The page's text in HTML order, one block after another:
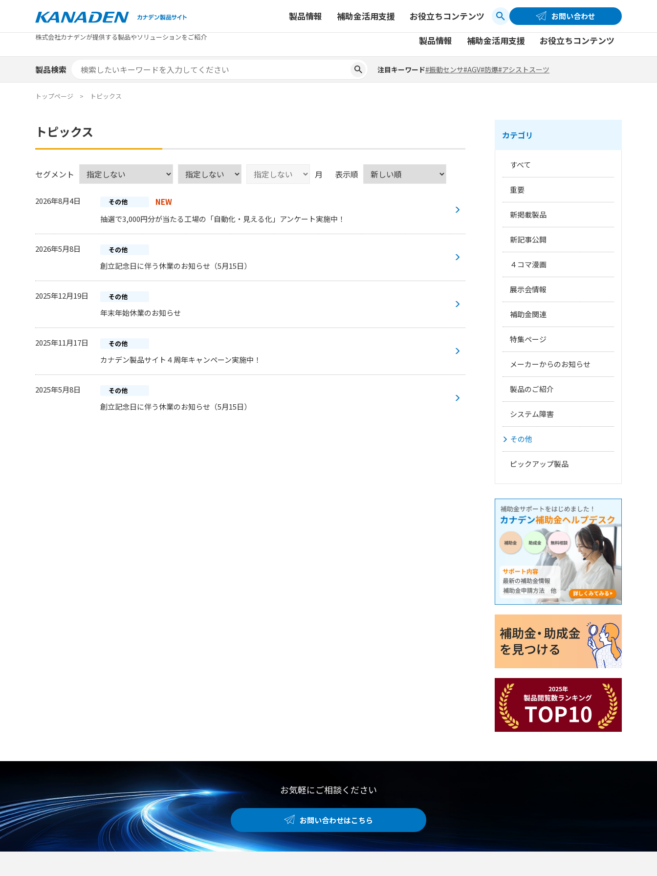
お問い合わせ
製品情報
カテゴリから探す メーカーから探す 事業から探す 製品一覧
エリア別おすすめ製品
カタログ・技術資料
補助金活用支援
補助金検索システム 補助金対象製品一覧 補助金ヘルプデスク
お役立ちコンテンツ
トピックス お役立ちコラム 4コマ漫画でわかる取扱製品 社員ブログ
製品検索 注目キーワード#振動センサ#AGV#防爆#アシストスーツ
株式会社カナデンが提供する製品やソリューションをご紹介
コーポレートサイト お問い合わせ
製品情報
カテゴリから探す メーカーから探す 事業から探す 製品一覧
動画
補助金活用支援
補助金検索システム 補助金対象製品一覧 補助金ヘルプデスク
お役立ちコンテンツ
トピックス お役立ちコラム 4コマ漫画でわかる取扱製品 社員ブログ
製品検索 注目キーワード#振動センサ#AGV#防爆#アシストスーツ
トップページ トピックス
トピックス
セグメント 月 表示順
2026年8月4日 その他
NEW
抽選で3,000円分が当たる工場の「自動化・見える化」アンケート実施中！
2026年5月8日 その他
創立記念日に伴う休業のお知らせ（5月15日）
2025年12月19日 その他
年末年始休業のお知らせ
2025年11月17日 その他
カナデン製品サイト４周年キャンペーン実施中！
2025年5月8日 その他
創立記念日に伴う休業のお知らせ（5月15日）
カテゴリ
すべて
重要
新掲載製品
新記事公開
４コマ漫画
展示会情報
補助金関連
特集ページ
メーカーからのお知らせ
製品のご紹介
システム障害
その他
ピックアップ製品
お気軽にご相談ください
お問い合わせはこちら